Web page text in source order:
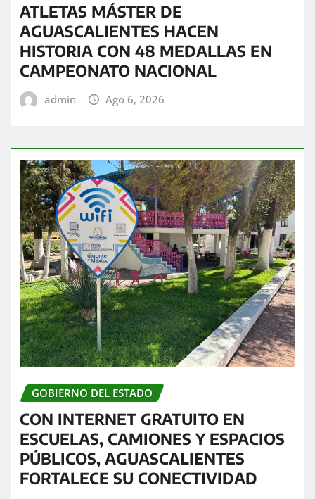
ATLETAS MÁSTER DE
AGUASCALIENTES HACEN
HISTORIA CON 48 MEDALLAS EN
CAMPEONATO NACIONAL
admin Ago 6, 2026
GOBIERNO DEL ESTADO
CON INTERNET GRATUITO EN
ESCUELAS, CAMIONES Y ESPACIOS
PÚBLICOS, AGUASCALIENTES
FORTALECE SU CONECTIVIDAD